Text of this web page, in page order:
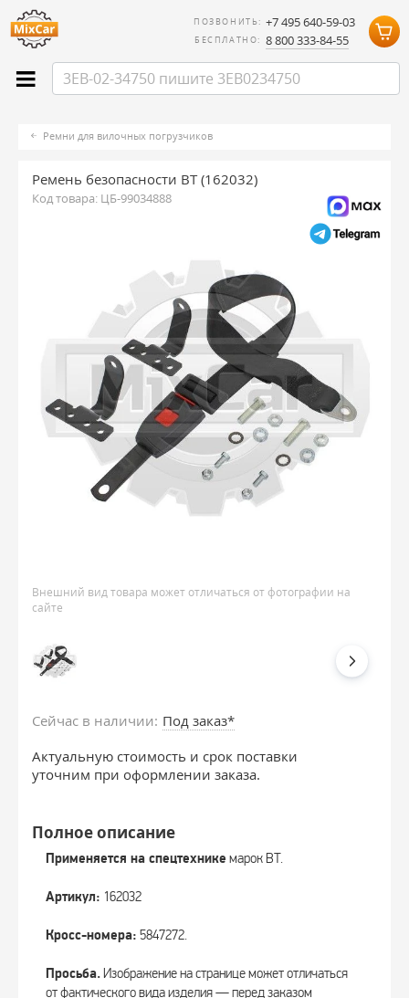
ПОЗВОНИТЬ: +7 495 640-59-03
БЕСПЛАТНО: 8 800 333-84-55
Ремни для вилочных погрузчиков
Ремень безопасности BT (162032)
Код товара: ЦБ-99034888
Внешний вид товара может отличаться от фотографии на
сайте
Сейчас в наличии: Под заказ*
Актуальную стоимость и срок поставки
уточним при оформлении заказа.
Полное описание
Применяется на спецтехнике марок BT.
Артикул: 162032
Кросс-номера: 5847272.
Просьба.Изображение на странице может отличаться
от фактического вида изделия — перед заказом